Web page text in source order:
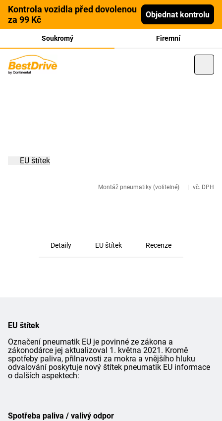
Kontrola vozidla před dovolenou
za 99 Kč
Objednat kontrolu
Soukromý Firemní
Montáž pneumatiky (volitelné) vč. DPH
EU štítek
Detaily EU štítek Recenze
EU štítek
Označení pneumatik EU je povinné ze zákona a
zákonodárce jej aktualizoval 1. května 2021. Kromě
spotřeby paliva, přilnavosti za mokra a vnějšího hluku
odvalování poskytuje nový štítek pneumatik EU informace
o dalších aspektech:
Spotřeba paliva / valivý odpor